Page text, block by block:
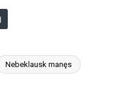
Nebeklausk manęs